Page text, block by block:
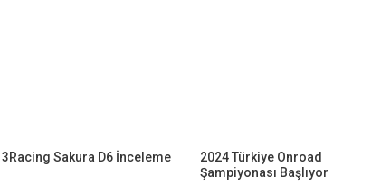
3Racing Sakura D6 İnceleme
2024 Türkiye Onroad
Şampiyonası Başlıyor